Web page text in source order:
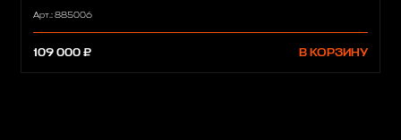
Арт.: 885006
109 000 ₽ В КОРЗИНУ